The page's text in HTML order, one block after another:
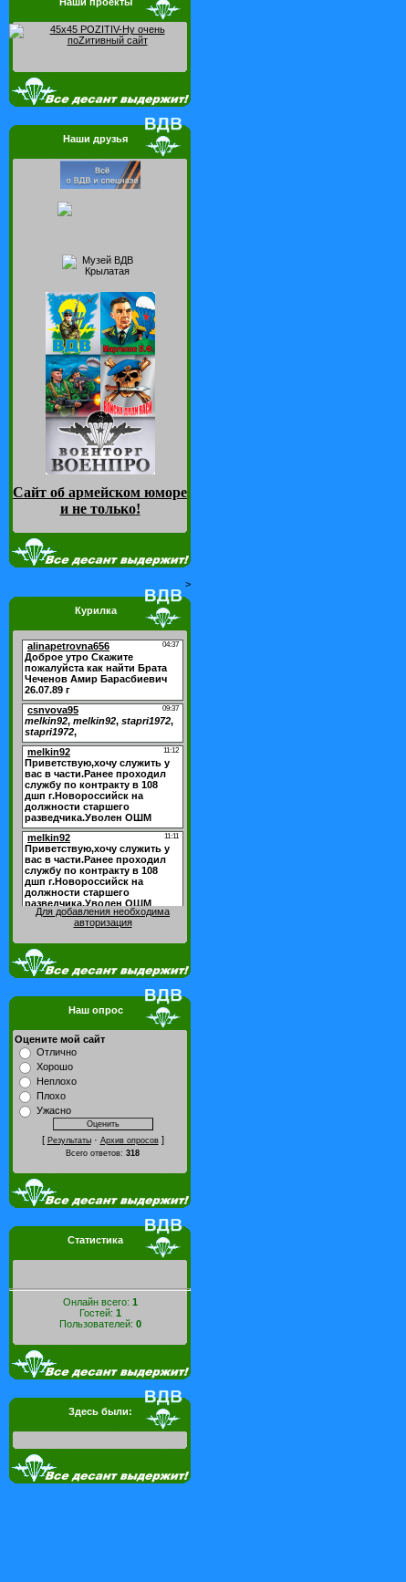
Наши друзья
Сайт об армейском юморе
и не только!
>
Курилка
Для добавления необходима
авторизация
Наш опрос
Оцените мой сайт
Отлично
Хорошо
Неплохо
Плохо
Ужасно
[ Результаты· Архив опросов]
Всего ответов: 318
Статистика
Онлайн всего: 1
Гостей: 1
Пользователей: 0
Здесь были: